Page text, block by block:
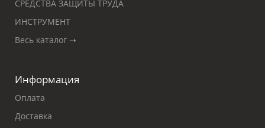
СРЕДСТВА ЗАЩИТЫ ТРУДА
ИНСТРУМЕНТ
Весь каталог ➝
Информация
Оплата
Доставка